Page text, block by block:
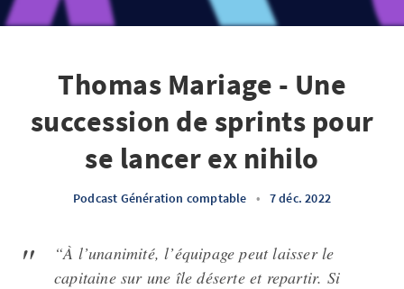
Thomas Mariage - Une
succession de sprints pour
se lancer ex nihilo
Podcast Génération comptable • 7 déc. 2022
“À l’unanimité, l’équipage peut laisser le
capitaine sur une île déserte et repartir. Si